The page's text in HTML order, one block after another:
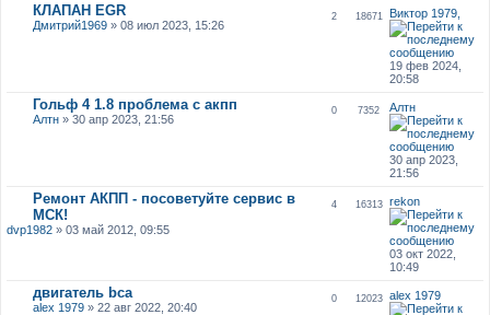
КЛАПАН EGR
Дмитрий1969» 08 июл 2023, 15:26
2 18671 Виктор 1979,
19 фев 2024,
20:58
Гольф 4 1.8 проблема с акпп
Алтн» 30 апр 2023, 21:56
0 7352 Алтн
30 апр 2023,
21:56
Ремонт АКПП - посоветуйте сервис в
МСК!
dvp1982» 03 май 2012, 09:55
4 16313 rekon
03 окт 2022,
10:49
двигатель bca
alex 1979» 22 авг 2022, 20:40
0 12023 alex 1979